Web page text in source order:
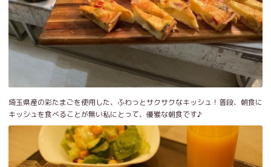
埼玉県産の彩たまごを使用した、ふわっとサクサクなキッシュ！普段、朝食に
キッシュを食べることが無い私にとって、優雅な朝食です♪